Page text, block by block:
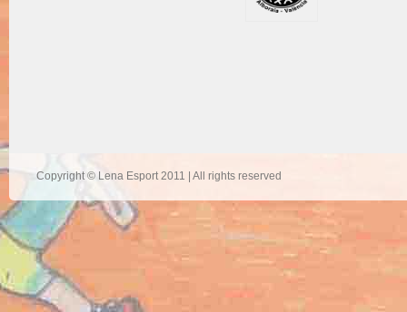
Copyright © Lena Esport 2011 | All rights reserved